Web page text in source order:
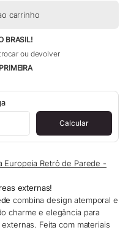
carrinho
BRASIL!
ou devolver
PRIMEIRA
Calcular
Europeia Retrô de Parede -
externas!
combina design atemporal e
charme e elegância para
Feita com materiais